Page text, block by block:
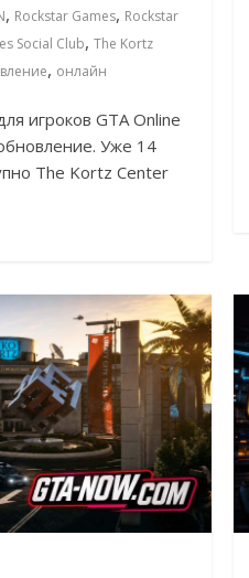
, Rockstar Games, Rockstar
Social Club, The Kortz
, онлайн
игроков GTA Online
Уже 14
The Kortz Center